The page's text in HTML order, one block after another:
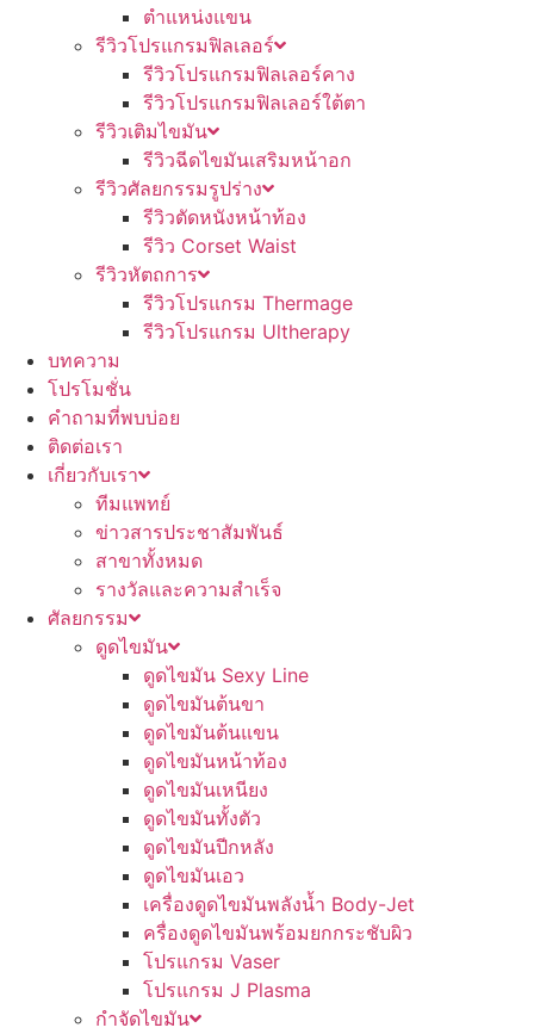
ตำแหน่งแขน
รีวิวโปรแกรมฟิลเลอร์
รีวิวโปรแกรมฟิลเลอร์คาง
รีวิวโปรแกรมฟิลเลอร์ใต้ตา
รีวิวเติมไขมัน
รีวิวฉีดไขมันเสริมหน้าอก
รีวิวศัลยกรรมรูปร่าง
รีวิวตัดหนังหน้าท้อง
รีวิว Corset Waist
รีวิวหัตถการ
รีวิวโปรแกรม Thermage
รีวิวโปรแกรม Ultherapy
บทความ
โปรโมชั่น
คำถามที่พบบ่อย
ติดต่อเรา
เกี่ยวกับเรา
ทีมแพทย์
ข่าวสารประชาสัมพันธ์
สาขาทั้งหมด
รางวัลและความสำเร็จ
ศัลยกรรม
ดูดไขมัน
ดูดไขมัน Sexy Line
ดูดไขมันต้นขา
ดูดไขมันต้นแขน
ดูดไขมันหน้าท้อง
ดูดไขมันเหนียง
ดูดไขมันทั้งตัว
ดูดไขมันปีกหลัง
ดูดไขมันเอว
เครื่องดูดไขมันพลังน้ำ Body-Jet
ครื่องดูดไขมันพร้อมยกกระชับผิว
โปรแกรม Vaser
โปรแกรม J Plasma
กำจัดไขมัน